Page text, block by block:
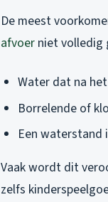
De meest
afvoer niet volledig
Water dat na
Borrelende of
Een waterstand
Vaak wordt dit
zelfs